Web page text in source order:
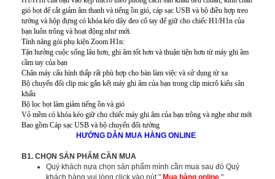
gió bọt để cắt giảm âm thanh và tiếng ồn gió, cáp sạc USB và bộ điều hợp treo
tường và hộp đựng có khóa kéo dây đeo cổ tay để giữ cho chiếc H1/H1n của
bạn luôn trông và hoạt động như mới.
Tính năng gói phụ kiện Zoom H1n:
Tận hưởng cuộc sống lâu hơn, ghi âm tốt hơn và thuận tiện hơn từ máy ghi âm
cầm tay của bạn
Chân máy cấu hình thấp rất phù hợp cho bàn làm việc và sử dụng từ xa
Bộ chuyển đổi clip mic gắn kết máy ghi âm của bạn trong clip micrô kiểu sân
khấu
Bộ lọc bọt làm giảm tiếng ồn và gió
Vỏ mềm có khóa kéo giữ cho chiếc máy ghi âm của bạn trông và nghe như mới
Bao gồm Cáp sạc USB và bộ chuyển đổi tường
HƯỚNG DẪN MUA HÀNG ONLINE
B1. CHỌN SẢN PHẨM CẦN MUA
Quý khách nựa chọn sản phẩm mình cần mua sau đó Quý
khách hàng vui lòng click vào nút " Mua hàng online "